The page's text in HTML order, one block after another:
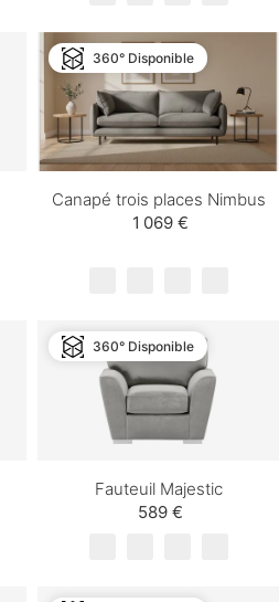
360° Disponible
Canapé trois places Nimbus
1 069 €
360° Disponible
Fauteuil Majestic
589 €